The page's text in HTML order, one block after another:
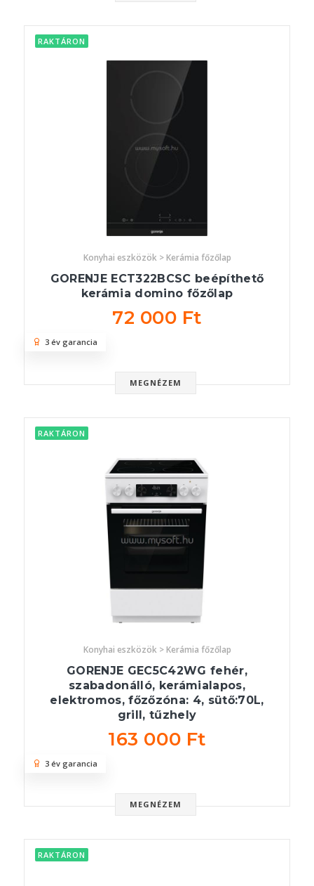
RAKTÁRON
Konyhai eszközök > Kerámia főzőlap
GORENJE ECT322BCSC beépíthető
kerámia domino főzőlap
72 000 Ft
MEGNÉZEM
3 év garancia
RAKTÁRON
Konyhai eszközök > Kerámia főzőlap
GORENJE GEC5C42WG fehér,
szabadonálló, kerámialapos,
elektromos, főzőzóna: 4, sütő:70L,
grill, tűzhely
163 000 Ft
MEGNÉZEM
3 év garancia
RAKTÁRON